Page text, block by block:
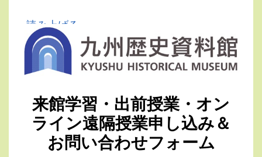
読み上げる
来館学習・出前授業・オン
ライン遠隔授業申し込み＆
お問い合わせフォーム